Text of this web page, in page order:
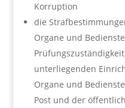
Korruption
die
Organe und
unterliegenden
Organe und
Post und der